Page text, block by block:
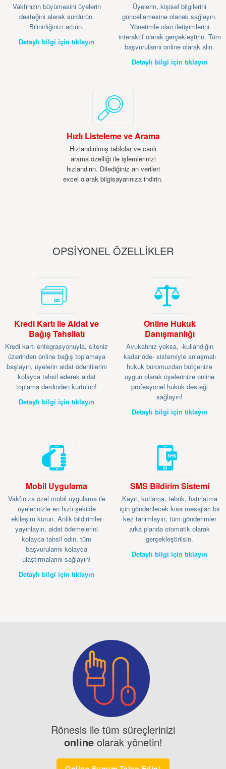
Vakfınızın büyümesini üyelerin
desteğini alarak sürdürün.
Bilinirliğinizi artırın.
Detaylı bilgi için tıklayın
Üyelerin, kişisel bilgilerini
güncellemesine olanak sağlayın.
Yönetimle olan iletişimlerini
interaktif olarak gerçekleştirin. Tüm
başvurularını online olarak alın.
Detaylı bilgi için tıklayın
Hızlı Listeleme ve Arama
Hızlandırılmış tablolar ve canlı
arama özelliği ile işlemlerinizi
hızlandırın. Dilediğiniz an verileri
excel olarak bilgisayarınıza indirin.
OPSİYONEL ÖZELLİKLER
Kredi Kartı ile Aidat ve
Bağış Tahsilatı
Kredi kartı entegrasyonuyla, siteniz
üzerinden online bağış toplamaya
başlayın, üyelerin aidat ödentilerini
kolayca tahsil ederek aidat
toplama derdinden kurtulun!
Detaylı bilgi için tıklayın
Online Hukuk
Danışmanlığı
Avukatınız yoksa, -kullandığın
kadar öde- sistemiyle anlaşmalı
hukuk büromuzdan bütçenize
uygun olarak üyelerinize online
profesyonel hukuk desteği
sağlayın!
Detaylı bilgi için tıklayın
Mobil Uygulama
Vakfınıza özel mobil uygulama ile
üyelerinizle en hızlı şekilde
ekileşim kurun. Anlık bildirimler
yayınlayın, aidat ödemelerini
kolayca tahsil edin, tüm
başvurularını kolayca
ulaştırmalarını sağlayın!
Detaylı bilgi için tıklayın
SMS Bildirim Sistemi
Kayıt, kutlama, tebrik, hatırlatma
için gönderilecek kısa mesajları bir
kez tanımlayın, tüm gönderimler
arka planda otomatik olarak
gerçekleştirilsin.
Detaylı bilgi için tıklayın
Rönesis ile tüm süreçlerinizi
online olarak yönetin!